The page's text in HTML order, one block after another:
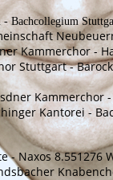
- Bachcollegium
Kammerchor -
Stuttgart -
Kammerchor -
Kantorei -
- Naxos 8.551276